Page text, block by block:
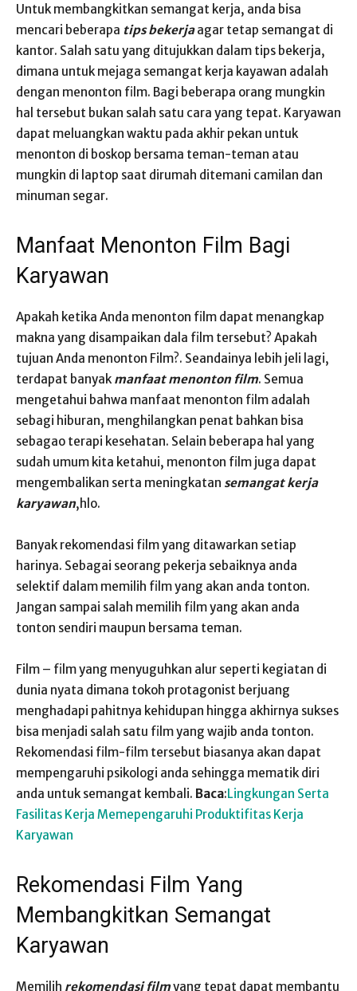
Untuk membangkitkan semangat kerja, anda bisa
mencari beberapa tips bekerjaagar tetap semangat di
kantor. Salah satu yang ditujukkan dalam tips bekerja,
dimana untuk mejaga semangat kerja kayawan adalah
dengan menonton film. Bagi beberapa orang mungkin
hal tersebut bukan salah satu cara yang tepat. Karyawan
dapat meluangkan waktu pada akhir pekan untuk
menonton di boskop bersama teman-teman atau
mungkin di laptop saat dirumah ditemani camilan dan
minuman segar.
Manfaat Menonton Film Bagi
Karyawan
Apakah ketika Anda menonton film dapat menangkap
makna yang disampaikan dala film tersebut? Apakah
tujuan Anda menonton Film?. Seandainya lebih jeli lagi,
terdapat banyak manfaat menonton film. Semua
mengetahui bahwa manfaat menonton film adalah
sebagi hiburan, menghilangkan penat bahkan bisa
sebagao terapi kesehatan. Selain beberapa hal yang
sudah umum kita ketahui, menonton film juga dapat
mengembalikan serta meningkatan semangat kerja
karyawan,hlo.
Banyak rekomendasi film yang ditawarkan setiap
harinya. Sebagai seorang pekerja sebaiknya anda
selektif dalam memilih film yang akan anda tonton.
Jangan sampai salah memilih film yang akan anda
tonton sendiri maupun bersama teman.
Film – film yang menyuguhkan alur seperti kegiatan di
dunia nyata dimana tokoh protagonist berjuang
menghadapi pahitnya kehidupan hingga akhirnya sukses
bisa menjadi salah satu film yang wajib anda tonton.
Rekomendasi film-film tersebut biasanya akan dapat
mempengaruhi psikologi anda sehingga mematik diri
anda untuk semangat kembali. Baca:Lingkungan Serta
Fasilitas Kerja Memepengaruhi Produktifitas Kerja
Karyawan
Rekomendasi Film Yang
Membangkitkan Semangat
Karyawan
Memilih rekomendasi filmyang tepat dapat membantu